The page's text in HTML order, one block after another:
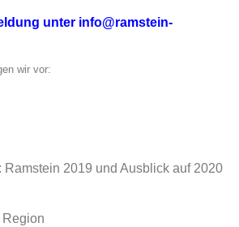
unter info@ramstein-
wir vor:
Ramstein 2019 und Ausblick auf 2020